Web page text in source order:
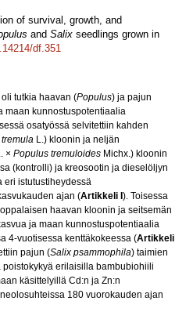
of survival, growth, and
and Salix seedlings grown in
df.351
tutkia haavan (Populus) ja pajun
maan kunnostuspotentiaalia
osatyössä selvitettiin kahden
L.) kloonin ja neljän
× Populus tremuloides Michx.) kloonin
(kontrolli) ja kreosootin ja dieselöljyn
eri istutustiheydessä
ajan (Artikkeli I ). Toisessa
haavan kloonin ja seitsemän
ja maan kunnostuspotentiaalia
4-vuotisessa kenttäkokeessa (Artikkeli
pajun (Salix psammophila) taimien
erilaisilla bambubiohiili
käsittelyillä Cd:n ja Zn:n
180 vuorokauden ajan